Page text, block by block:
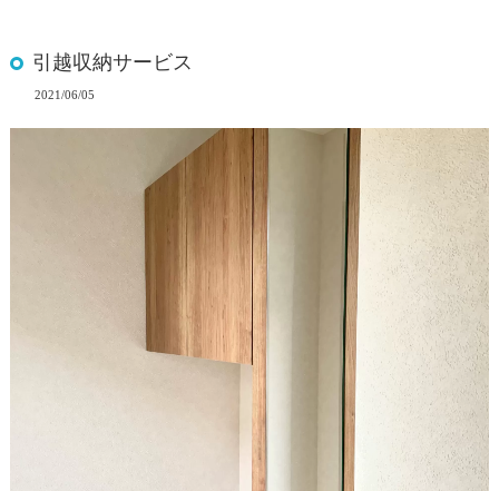
引越収納サービス
2021/06/05